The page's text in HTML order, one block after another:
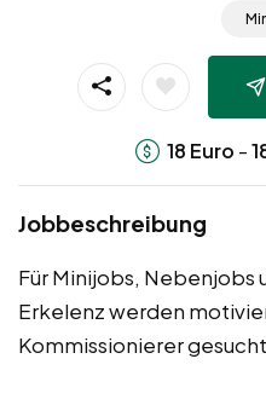
18 Euro -
Jobbeschreibung
Für Minijobs, Nebenjobs
Erkelenz werden
Kommissionierer